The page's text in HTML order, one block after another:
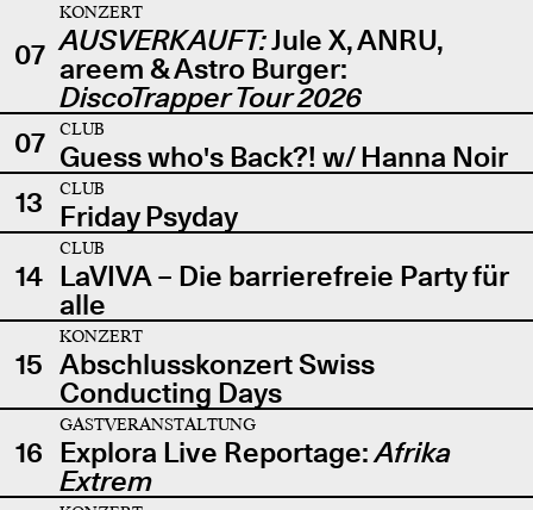
07
KONZERT
AUSVERKAUFT:Jule X, ANRU,
areem & Astro Burger:
DiscoTrapper Tour 2026
07
CLUB
Guess who's Back?! w/ Hanna Noir
13
CLUB
Friday Psyday
14
CLUB
LaVIVA – Die barrierefreie Party für
alle
15
KONZERT
Abschlusskonzert Swiss
Conducting Days
16
GASTVERANSTALTUNG
Explora Live Reportage:Afrika
Extrem